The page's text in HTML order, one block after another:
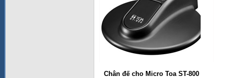
Chân đế cho Micro Toa ST-800